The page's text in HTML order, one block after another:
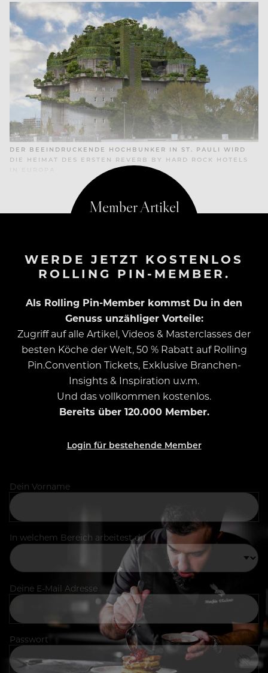
DER BEEINDRUCKENDE HOCHBUNKER IN ST. PAULI WIRD
DIE HEIMAT DES ERSTEN REVERB BY HARD ROCK HOTELS
WERDE JETZT KOSTENLOS
ROLLING PIN-MEMBER.
Als Rolling Pin-Member kommst Du in den
Genuss unzähliger Vorteile:
Zugriff auf alle Artikel, Videos & Masterclasses der
besten Köche der Welt, 50 % Rabatt auf Rolling
Pin.Convention Tickets, Exklusive Branchen-
Insights & Inspiration u.v.m.
Und das vollkommen kostenlos.
Bereits über 120.000 Member.
Login für bestehende Member
Dein Vorname
In welchem Bereich arbeitest du
Deine E-Mail Adresse
Passwort